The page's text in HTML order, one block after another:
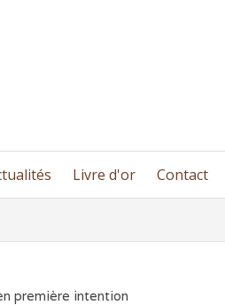
Livre d'or Contact
première intention